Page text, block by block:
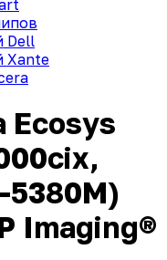
Dell
Xante
Ecosys
Imaging®